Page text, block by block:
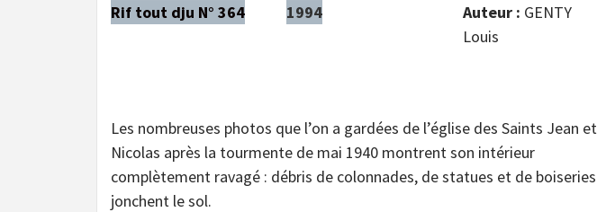
Rif tout dju N° 364 1994 Auteur : GENTY
Louis
Les nombreuses photos que l’on a gardées de l’église des Saints Jean et
Nicolas après la tourmente de mai 1940 montrent son intérieur
complètement ravagé : débris de colonnades, de statues et de boiseries
jonchent le sol.